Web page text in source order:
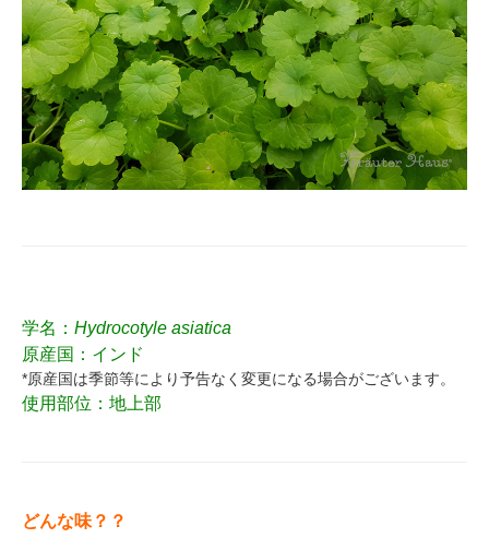
学名： Hydrocotyle asiatica
原産国：インド
*原産国は季節等により予告なく変更になる場合がございます。
使用部位：地上部
どんな味？？